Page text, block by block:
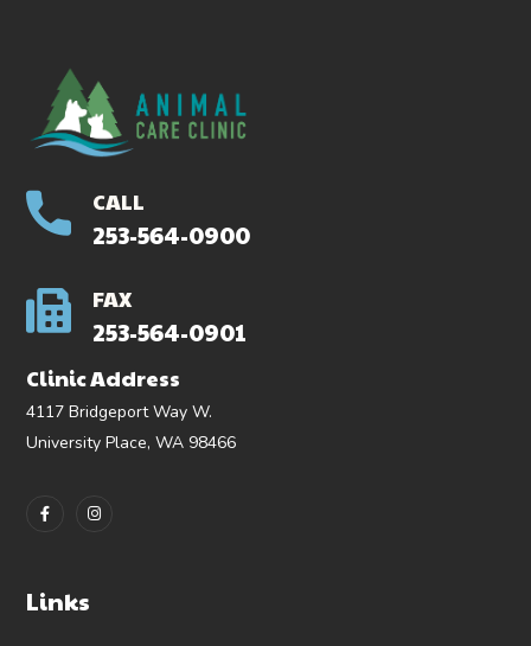
CALL
253-564-0900
FAX
253-564-0901
Clinic Address
4117 Bridgeport Way W.
University Place, WA 98466
Links